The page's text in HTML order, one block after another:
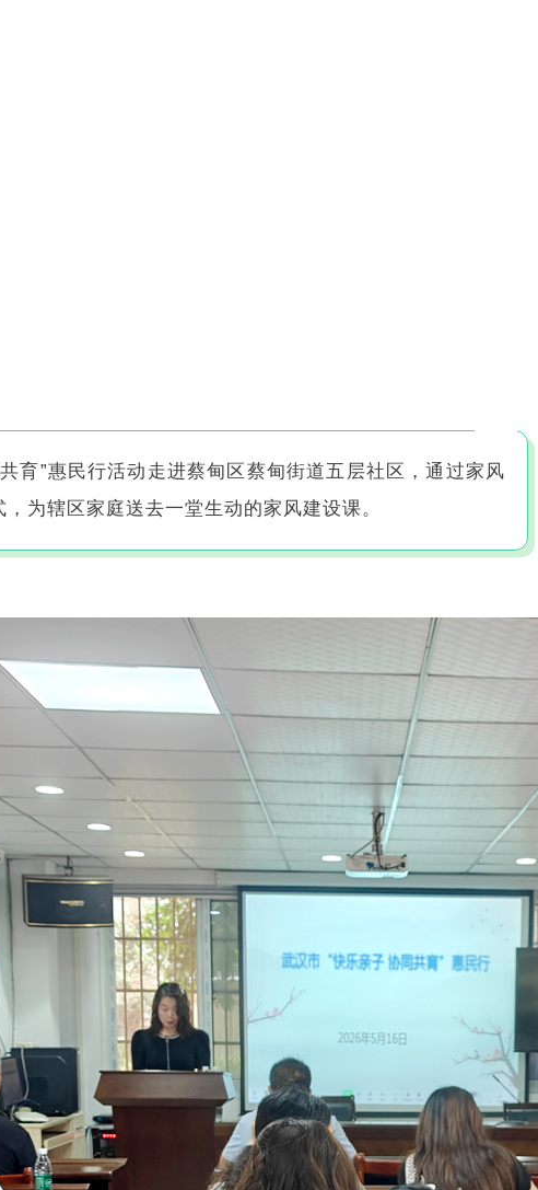
育”惠民行活动走进蔡甸区蔡甸街道五层社区，通过家风
为辖区家庭送去一堂生动的家风建设课。